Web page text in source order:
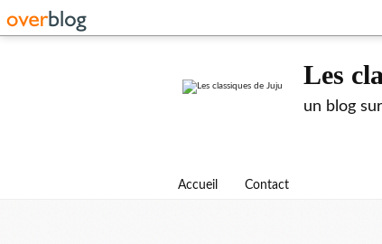
Les
un blog
Accueil Contact